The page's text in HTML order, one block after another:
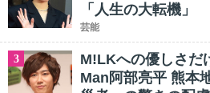
「人生の大転機」
芸能
3
M!LKへの優しさ
Man阿部亮平 熊本